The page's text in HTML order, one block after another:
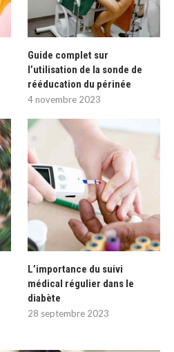
Guide complet sur
l’utilisation de la sonde de
rééducation du périnée
4 novembre 2023
L’importance du suivi
médical régulier dans le
diabète
28 septembre 2023